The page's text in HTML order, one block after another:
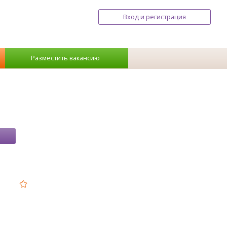
Вход и регистрация
Разместить вакансию